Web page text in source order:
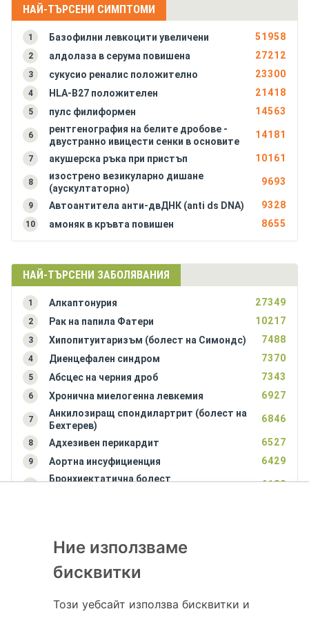
Алергичен ентероколит
Алкаптонурия
Амилоидоза на бъбреците
Амилоидоза на черния дроб
Анкилозиращ спондилартрит (болест на Бехтерев)
Антракс (белодробна форма)
Антракс (чревна форма)
Антракс на кожата (синя пъпка, сибирска язва)
Аортна инсуфициенция
Аортна стеноза
Апластична анемия (костномозъчна хипоплазия)
НАЙ-ТЪРСЕНИ СИМПТОМИ
1 Базофилни левкоцити увеличени 51958
2 алдолаза в серума повишена 27212
3 сукусио реналис положително 23300
4 HLA-B27 положителен 21418
5 пулс филиформен 14563
6
рентгенография на белите дробове -
двустранно ивицести сенки в основите
14181
7 акушерска ръка при пристъп 10161
8
изострено везикуларно дишане
(аускултаторно)
9693
9 Автоантитела анти-двДНК (anti ds DNA) 9328
10 амоняк в кръвта повишен 8655
НАЙ-ТЪРСЕНИ ЗАБОЛЯВАНИЯ
1 Алкаптонурия 27349
2 Рак на папила Фатери 10217
3 Хипопитуитаризъм (болест на Симондс) 7488
4 Диенцефален синдром 7370
5 Абсцес на черния дроб 7343
6 Хронична миелогенна левкемия 6927
7
Анкилозиращ спондилартрит (болест на
Бехтерев)
6846
8 Адхезивен перикардит 6527
9 Аортна инсуфициенция 6429
10
Бронхиектатична болест
6180
Hapche.bg НЕ е медицински, зравен или сроден специалист и НЕ дава
Ние използваме
бисквитки
Този уебсайт използва бисквитки и